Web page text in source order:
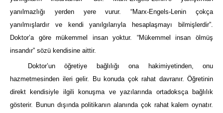
yanılmazlığı yerden yere vurur. “Marx-Engels-Lenin çokça
yanılmışlardır ve kendi yanılgılarıyla hesaplaşmayı bilmişlerdir”.
Doktor’a göre mükemmel insan yoktur. “Mükemmel insan ölmüş
insandır” sözü kendisine aittir.
Doktor’un öğretiye bağlılığı ona hakimiyetinden, onu
hazmetmesinden ileri gelir. Bu konuda çok rahat davranır. Öğretinin
direkt kendisiyle ilgili konuşma ve yazılarında ortadoksça bağlılık
gösterir. Bunun dışında politikanın alanında çok rahat kalem oynatır.